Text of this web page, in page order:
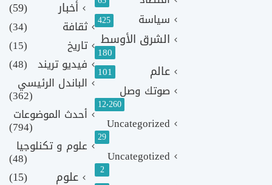
سياسة 425
الشرق الأوسط
180
عالم 101
صوتك وصل
12٬260
Uncategorized
29
Uncategotized
2
أخبار
(59)
ثقافة
(34)
تاريخ
(15)
فيديو تريند (48)
الباندل الرئيسي
(362)
أحدث الموضوعات
(794)
علوم و تكنلوجيا
(48)
علوم
(15)